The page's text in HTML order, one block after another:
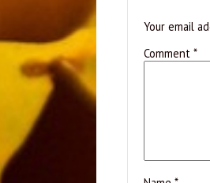
Your email
Comment *